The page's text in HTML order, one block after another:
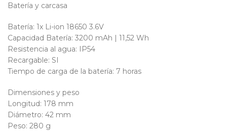
Batería y carcasa
Batería: 1x Li-ion 18650 3.6V
Capacidad Batería: 3200 mAh | 11,52 Wh
Resistencia al agua: IP54
Recargable: SI
Tiempo de carga de la batería: 7 horas
Dimensiones y peso
Longitud: 178 mm
Diámetro: 42 mm
Peso: 280 g